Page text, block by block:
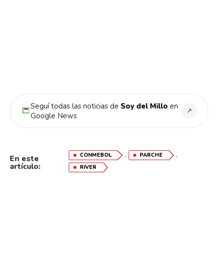
Seguí todas las noticias de Soy del Millo en
Google News
↗
En este
artículo:
CONMEBOL , PARCHE ,
RIVER